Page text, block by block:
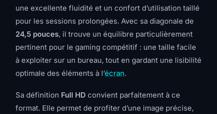
une excellente fluidité et un confort d’utilisation taillé
pour les sessions prolongées. Avec sa diagonale de
24,5 pouces, il trouve un équilibre particulièrement
pertinent pour le gaming compétitif : une taille facile
à exploiter sur un bureau, tout en gardant une lisibilité
optimale des éléments à l’écran.
Sa définition Full HD convient parfaitement à ce
format. Elle permet de profiter d’une image précise,